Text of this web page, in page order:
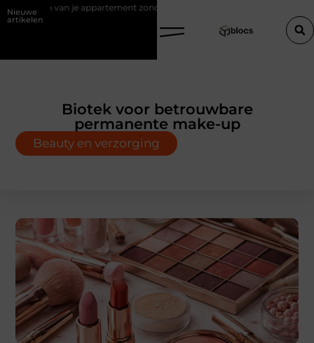
Nieuwe
artikelen
van je appartement zonder makelaar
Biotek voor betrouwbare
permanente make-up
Beauty en verzorging